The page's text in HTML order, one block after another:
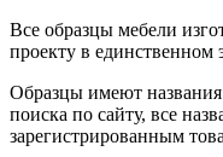
Все образцы мебели
проекту в единственном
Образцы имеют названия
поиска по сайту, все
зарегистрированным